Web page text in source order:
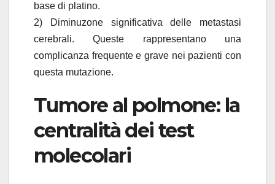
base di platino.
2) Diminuzone significativa delle metastasi
cerebrali. Queste rappresentano una
complicanza frequente e grave nei pazienti con
questa mutazione.
Tumore al polmone: la
centralità dei test
molecolari